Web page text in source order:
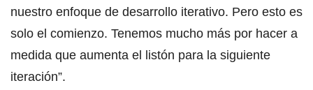
nuestro enfoque de desarrollo iterativo. Pero esto es
solo el comienzo. Tenemos mucho más por hacer a
medida que aumenta el listón para la siguiente
iteración”.